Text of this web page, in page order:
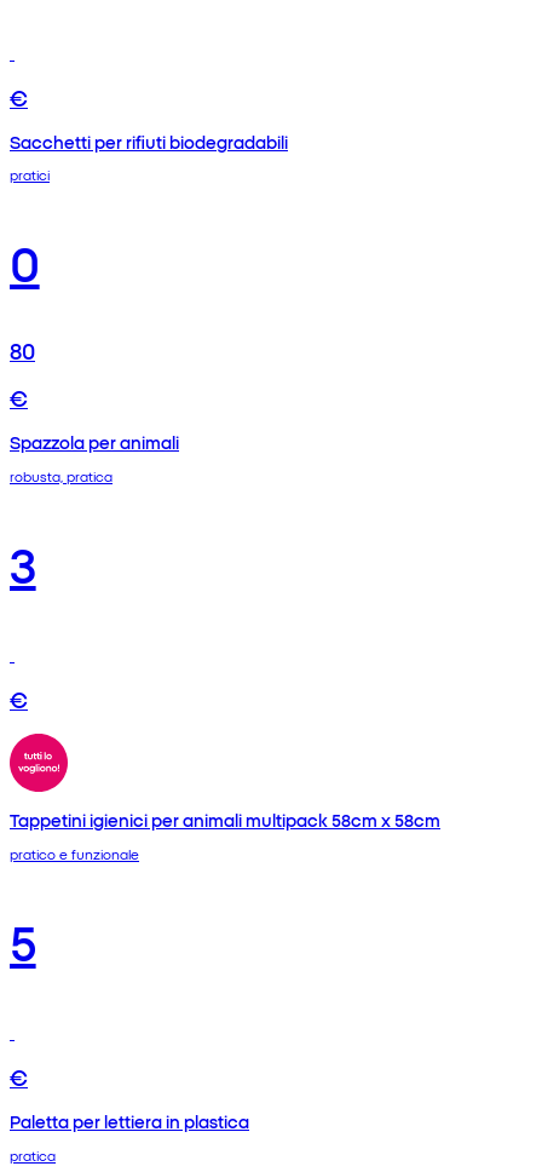
€
Sacchetti per rifiuti biodegradabili
pratici
0
80
€
Spazzola per animali
robusta, pratica
3
€
Tappetini igienici per animali multipack 58cm x 58cm
pratico e funzionale
5
€
Paletta per lettiera in plastica
pratica